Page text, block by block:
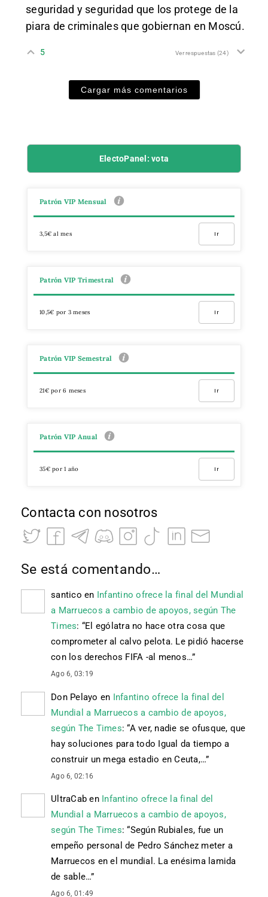
seguridad y seguridad que los protege de la
piara de criminales que gobiernan en Moscú.
5 Ver respuestas (24)
Cargar más comentarios
ElectoPanel: vota
Patrón VIP Mensual
3,5€ al mes Ir
Patrón VIP Trimestral
10,5€ por 3 meses Ir
Patrón VIP Semestral
21€ por 6 meses Ir
Patrón VIP Anual
35€ por 1 año Ir
Contacta con nosotros
Se está comentando…
santico en Infantino ofrece la final del Mundial
a Marruecos a cambio de apoyos, según The
Times: “El ególatra no hace otra cosa que
comprometer al calvo pelota. Le pidió hacerse
con los derechos FIFA -al menos…”
Ago 6, 03:19
Don Pelayo en Infantino ofrece la final del
Mundial a Marruecos a cambio de apoyos,
según The Times: “A ver, nadie se ofusque, que
hay soluciones para todo Igual da tiempo a
construir un mega estadio en Ceuta,…”
Ago 6, 02:16
UltraCab en Infantino ofrece la final del
Mundial a Marruecos a cambio de apoyos,
según The Times: “Según Rubiales, fue un
empeño personal de Pedro Sánchez meter a
Marruecos en el mundial. La enésima lamida
de sable…”
Ago 6, 01:49